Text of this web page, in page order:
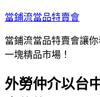
跳
主
容
當鋪流當品特賣會
當鋪流當品特賣會讓
一塊精品市場！
外勞仲介以台